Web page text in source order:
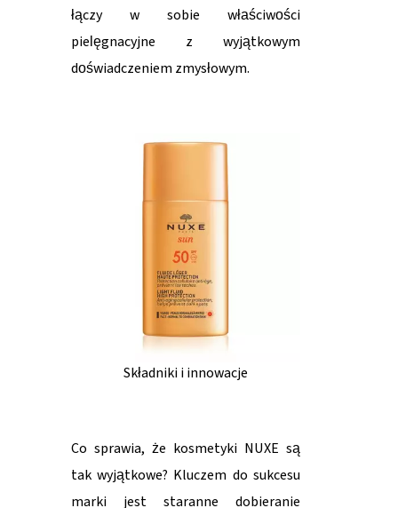
łączy w sobie właściwości
pielęgnacyjne z wyjątkowym
doświadczeniem zmysłowym.
Składniki i innowacje
Co sprawia, że kosmetyki NUXE są
tak wyjątkowe? Kluczem do sukcesu
marki jest staranne dobieranie